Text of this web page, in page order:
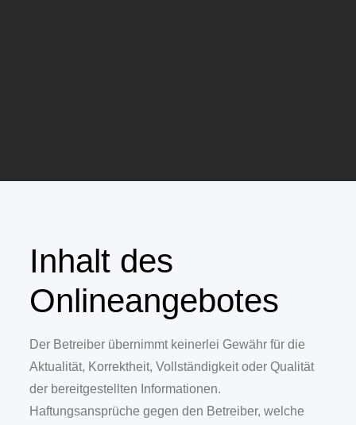
Inhalt des
Onlineangebotes
Der Betreiber übernimmt keinerlei Gewähr für die
Aktualität, Korrektheit, Vollständigkeit oder Qualität
der bereitgestellten Informationen.
Haftungsansprüche gegen den Betreiber, welche